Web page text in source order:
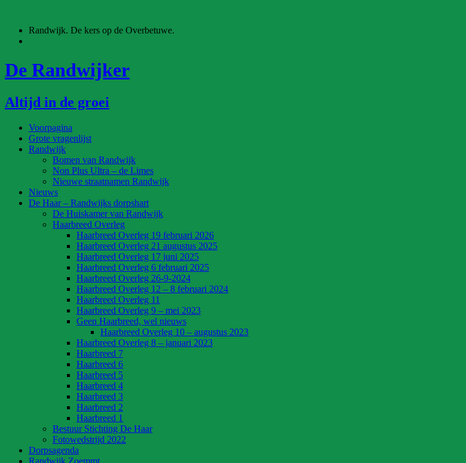
inhoud
Randwijk. De kers op de Overbetuwe.
De Randwijker
Altijd in de groei
Voorpagina
Grote vragenlijst
Randwijk
Bomen van Randwijk
Non Plus Ultra – de Limes
Nieuwe straatnamen Randwijk
Nieuws
De Haar – Randwijks dorpshart
De Huiskamer van Randwijk
Haarbreed Overleg
Haarbreed Overleg 19 februari 2026
Haarbreed Overleg 21 augustus 2025
Haarbreed Overleg 17 juni 2025
Haarbreed Overleg 6 februari 2025
Haarbreed Overleg 26-9-2024
Haarbreed Overleg 12 – 8 februari 2024
Haarbreed Overleg 11
Haarbreed Overleg 9 – mei 2023
Geen Haarbreed, wel nieuws
Haarbreed Overleg 10 – augustus 2023
Haarbreed Overleg 8 – januari 2023
Haarbreed 7
Haarbreed 6
Haarbreed 5
Haarbreed 4
Haarbreed 3
Haarbreed 2
Haarbreed 1
Bestuur Stichting De Haar
Fotowedstrijd 2022
Dorpsagenda
Randwijk Zoemmt